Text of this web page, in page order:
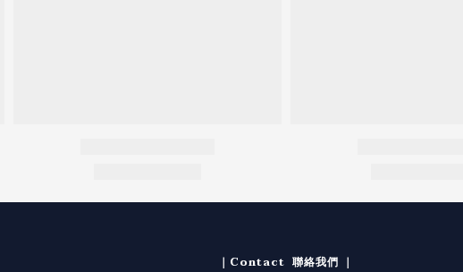
｜Contact 聯絡我們 ｜